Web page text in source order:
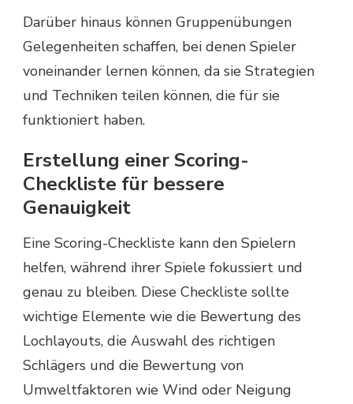
Darüber hinaus können Gruppenübungen
Gelegenheiten schaffen, bei denen Spieler
voneinander lernen können, da sie Strategien
und Techniken teilen können, die für sie
funktioniert haben.
Erstellung einer Scoring-
Checkliste für bessere
Genauigkeit
Eine Scoring-Checkliste kann den Spielern
helfen, während ihrer Spiele fokussiert und
genau zu bleiben. Diese Checkliste sollte
wichtige Elemente wie die Bewertung des
Lochlayouts, die Auswahl des richtigen
Schlägers und die Bewertung von
Umweltfaktoren wie Wind oder Neigung